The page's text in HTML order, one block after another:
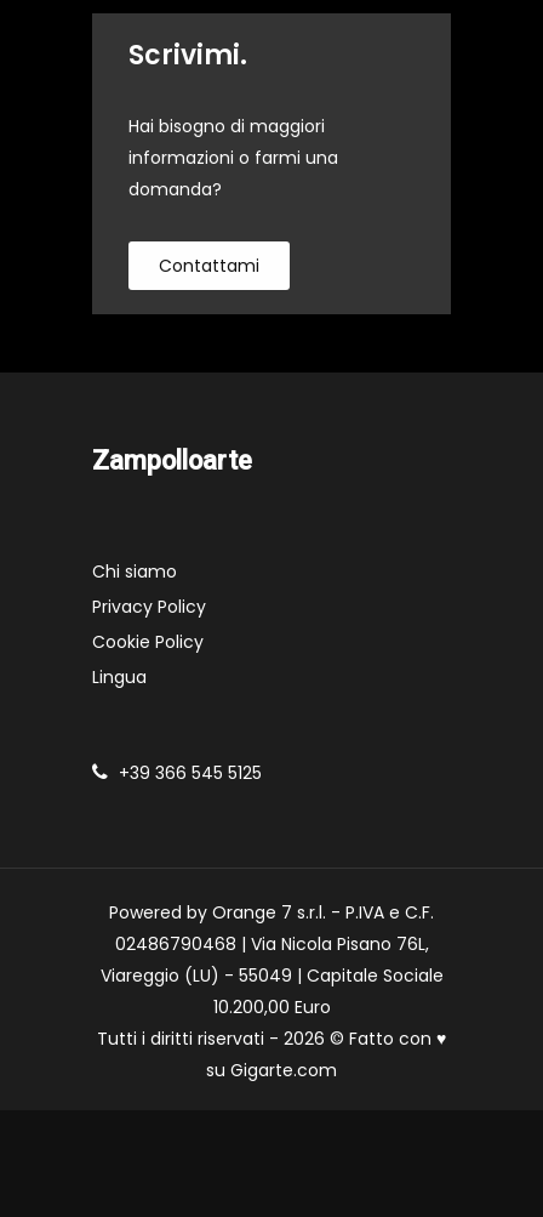
Scrivimi.
Hai bisogno di maggiori
informazioni o farmi una
domanda?
Contattami
Zampolloarte
Chi siamo
Privacy Policy
Cookie Policy
Lingua
+39 366 545 5125
Powered by Orange 7 s.r.l. - P.IVA e C.F.
02486790468 | Via Nicola Pisano 76L,
Viareggio (LU) - 55049 | Capitale Sociale
10.200,00 Euro
Tutti i diritti riservati - 2026 © Fatto con ♥
su Gigarte.com